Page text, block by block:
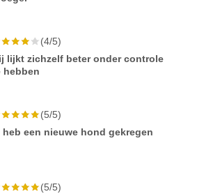
(4/5)
lijkt zichzelf beter onder controle
hebben
(5/5)
heb een nieuwe hond gekregen
(5/5)